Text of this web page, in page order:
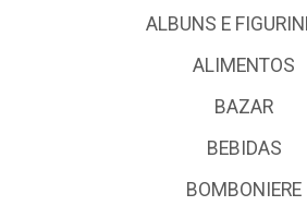
ALBUNS E
ALIMENTOS
BAZAR
BEBIDAS
BOMBONIERE